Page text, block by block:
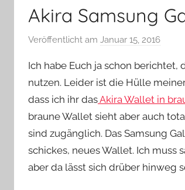
Rezensionen,
vieles
Akira Samsung
Veröffentlicht am Januar 15, 2016
n
Y
v
o
n
n
Ich habe Euch ja schon berichtet,
nutzen. Leider ist die Hülle
dass ich ihr dasAkira Wallet in
braune Wallet sieht aber auch
sind zugänglich. Das Samsung
schickes, neues Wallet. Ich muss
aber da lässt sich drüber hinweg